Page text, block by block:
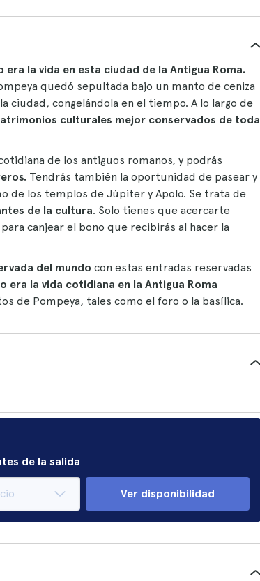
era la vida en esta ciudad de la Antigua Roma.
quedó sepultada bajo un manto de ceniza
ciudad, congelándola en el tiempo. A lo largo de
culturales mejor conservados de toda
de los antiguos romanos, y podrás
Tendrás también la oportunidad de pasear y
de los templos de Júpiter y Apolo. Se trata de
de la cultura. Solo tienes que acercarte
canjear el bono que recibirás al hacer la
del mundo con estas entradas reservadas
era la vida cotidiana en la Antigua Roma
de Pompeya, tales como el foro o la basílica.
de la salida
Ver disponibilidad